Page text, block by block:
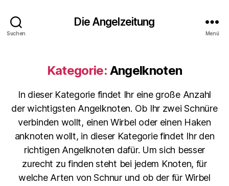
Suchen
Die Angelzeitung
Menü
Kategorie: Angelknoten
In dieser Kategorie findet Ihr eine große Anzahl
der wichtigsten Angelknoten. Ob Ihr zwei Schnüre
verbinden wollt, einen Wirbel oder einen Haken
anknoten wollt, in dieser Kategorie findet Ihr den
richtigen Angelknoten dafür. Um sich besser
zurecht zu finden steht bei jedem Knoten, für
welche Arten von Schnur und ob der für Wirbel